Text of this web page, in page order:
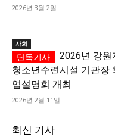
2026년 3월 2일
사회
2026년 강원
청소년수련시설 기관장
업설명회 개최
2026년 2월 11일
최신 기사